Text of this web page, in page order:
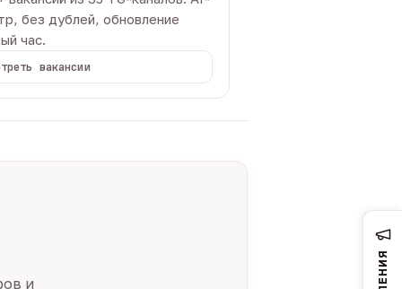
без дублей, обновление
час.
вакансии
и